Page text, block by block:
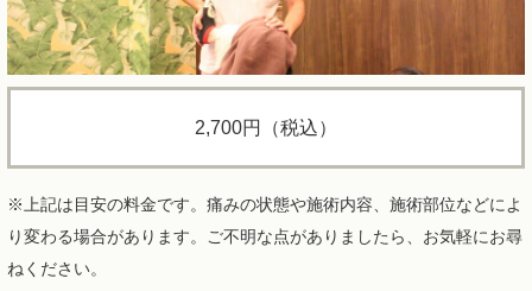
2,700円（税込）
※上記は目安の料金です。痛みの状態や施術内容、施術部位などによ
り変わる場合があります。ご不明な点がありましたら、お気軽にお尋
ねください。